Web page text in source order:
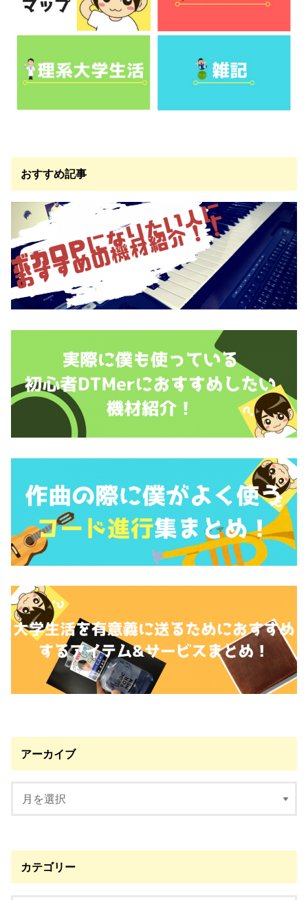
おすすめ記事
アーカイブ
カテゴリー